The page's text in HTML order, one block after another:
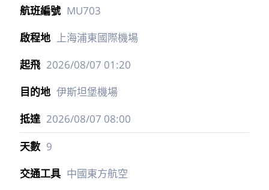
MU703
上海浦東國際機場
2026/08/07 01:20
伊斯坦堡機場
2026/08/07 08:00
9
中國東方航空